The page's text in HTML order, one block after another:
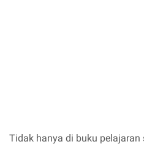
Tidak hanya di buku